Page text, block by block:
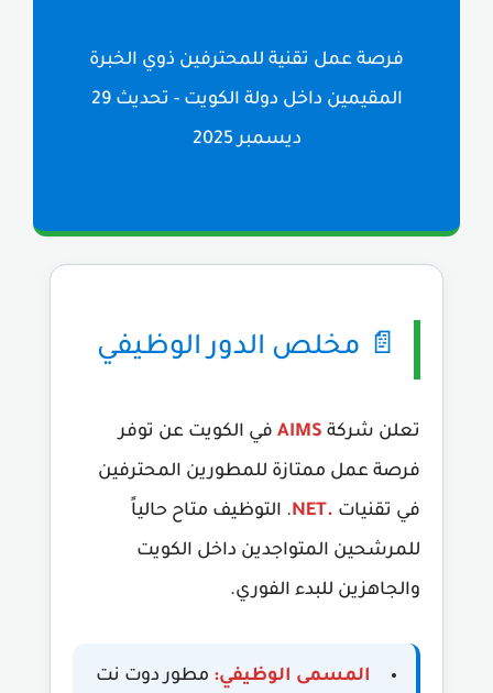
فرصة عمل تقنية للمحترفين ذوي الخبرة
المقيمين داخل دولة الكويت - تحديث 29
ديسمبر 2025
📄 مخلص الدور الوظيفي
تعلن شركة AIMS في الكويت عن توفر
فرصة عمل ممتازة للمطورين المحترفين
في تقنيات .NET
. التوظيف متاح حالياً
للمرشحين المتواجدين داخل الكويت
والجاهزين للبدء الفوري.
المسمى الوظيفي: مطور دوت نت